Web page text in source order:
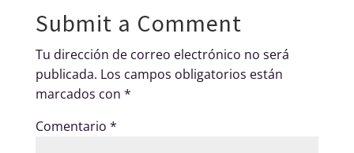
Submit a Comment
Tu dirección de correo electrónico no será
publicada. Los campos obligatorios están
marcados con *
Comentario *